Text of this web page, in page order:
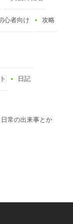
心者向け 攻略
日記
日常の出来事とか